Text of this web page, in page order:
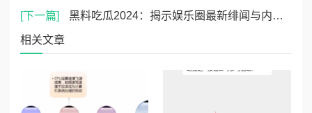
[下一篇]
黑料吃瓜2024：揭示娱乐圈最新绯闻与内幕，网友热议明星私生活引发广泛关注与讨论
相关文章